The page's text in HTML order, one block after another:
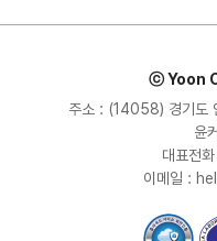
ⓒ Yoon
주소 : (14058) 경기도
윤
대표전
이메일 :